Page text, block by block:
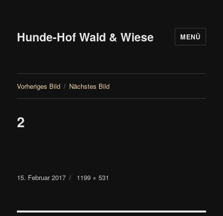
Hunde-Hof Wald & Wiese MENÜ
Vorheriges Bild Nächstes Bild
2
Veröffentlicht
15. Februar 2017 Originalgröße
1199 × 531